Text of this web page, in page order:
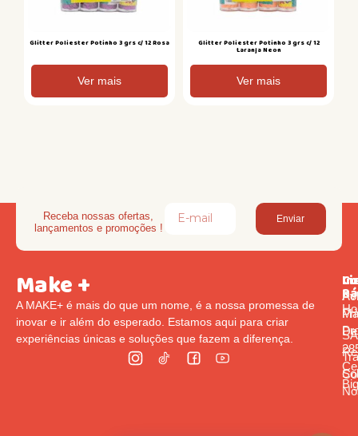
Glitter Poliester Potinho 3 grs c/ 12 Rosa
Ver mais
Glitter Poliester Potinho 3 grs c/ 12
Laranja Neon
Ver mais
Receba nossas ofertas,
lançamentos e promoções !
Enviar
Make +
A MAKE+ é mais do que um nome, é a nossa promessa de
inovar e ir além do esperado. Estamos aqui para criar
experiências únicas e soluções que fazem a diferença.
Av